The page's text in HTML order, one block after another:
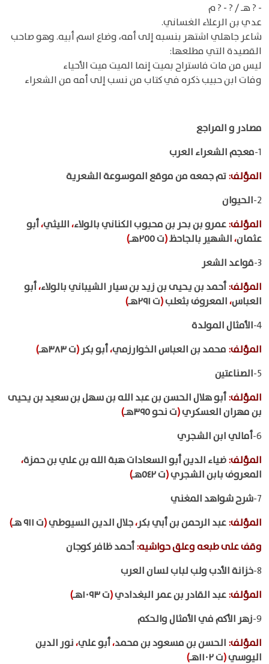
- ? هـ / ? - ? م
عدي بن الرعلاء الغساني.
شاعر جاهلي اشتهر بنسبه إلى أمه، وضاع اسم أبيه. وهو صاحب
القصيدة التي مطلعها:
ليس من مات فاستراح بميت إنما الميت ميت الأحياء
وفات ابن حبيب ذكره في كتاب من نسب إلى أمه من الشعراء
مصادر و المراجع
1- معجم الشعراء العرب
المؤلف:تم جمعه من موقع الموسوعة الشعرية
2- الحيوان
المؤلف:عمرو بن بحر بن محبوب الكناني بالولاء،الليثي،أبو
عثمان،الشهير بالجاحظ(ت ٢٥٥هـ
)
3- قواعد الشعر
المؤلف:أحمد بن يحيى بن زيد بن سيار الشيباني بالولاء،أبو
العباس،المعروف بثعلب(ت ٢٩١هـ
)
4- الأمثال المولدة
المؤلف: محمد بن العباس الخوارزمي،أبو بكر(ت ٣٨٣هـ
)
5- الصناعتين
المؤلف:أبو هلال الحسن بن عبد الله بن سهل بن سعيد بن يحيى
بن مهران العسكري(ت نحو ٣٩٥هـ
)
6- أمالي ابن الشجري
المؤلف:ضياء الدين أبو السعادات هبة الله بن علي بن حمزة،
المعروف بابن الشجري(ت ٥٤٢هـ
)
7- شرح شواهد المغني
المؤلف:عبد الرحمن بن أبي بكر،جلال الدين السيوطي(ت ٩١١ هـ
)
وقف على طبعه وعلق حواشيه:أحمد ظافر كوجان
8- خزانة الأدب ولب لباب لسان العرب
المؤلف:عبد القادر بن عمر البغدادي(ت ١٠٩٣هـ
)
9- زهر الأكم في الأمثال والحكم
المؤلف: الحسن بن مسعود بن محمد،أبو علي،نور الدين
اليوسي(ت ١١٠٢هـ )